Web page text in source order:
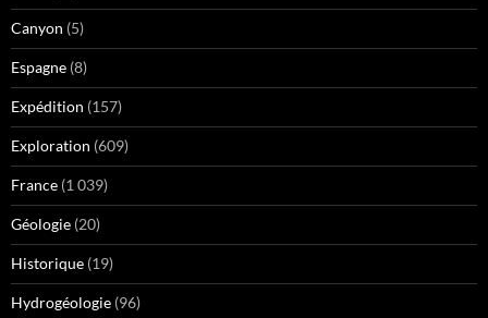
Canyon (5)
Espagne (8)
Expédition (157)
Exploration (609)
France (1 039)
Géologie (20)
Historique (19)
Hydrogéologie (96)